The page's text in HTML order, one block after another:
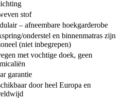
stof
– afneembare hoekgarderobe
onderstel en binnenmatras zijn
(niet inbegrepen)
met vochtige doek, geen
garantie
door heel Europa en